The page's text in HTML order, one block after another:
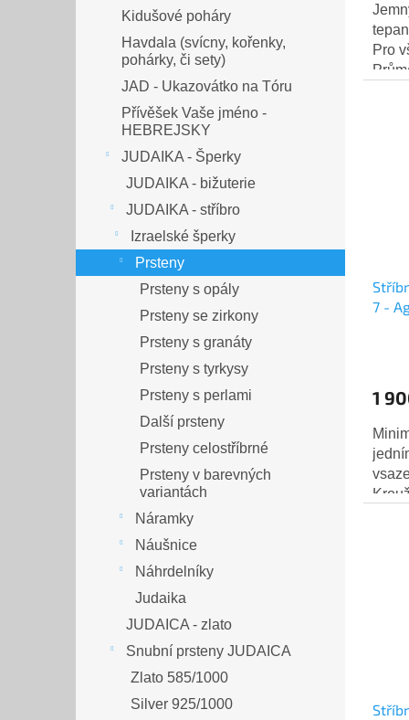
Kidušové poháry
Havdala (svícny, kořenky,
pohárky, či sety)
JAD - Ukazovátko na Tóru
Přívěšek Vaše jméno -
HEBREJSKY
JUDAIKA - Šperky
JUDAIKA - bižuterie
JUDAIKA - stříbro
Izraelské šperky
Prsteny
Prsteny s opály
Prsteny se zirkony
Prsteny s granáty
Prsteny s tyrkysy
Prsteny s perlami
Další prsteny
Prsteny celostříbrné
Prsteny v barevných
variantách
Náramky
Náušnice
Náhrdelníky
Judaika
JUDAICA - zlato
Snubní prsteny JUDAICA
Zlato 585/1000
Silver 925/1000
Pro
7 -
1